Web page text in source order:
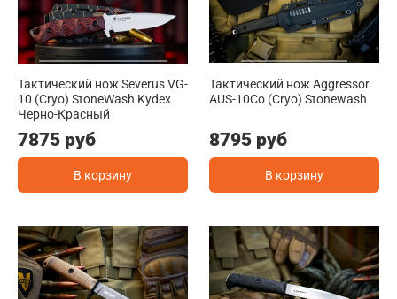
Тактический нож Severus VG-
10 (Cryo) StoneWash Kydex
Черно-Красный
7875 руб
В корзину
Тактический нож Aggressor
AUS-10Co (Cryo) Stonewash
8795 руб
В корзину